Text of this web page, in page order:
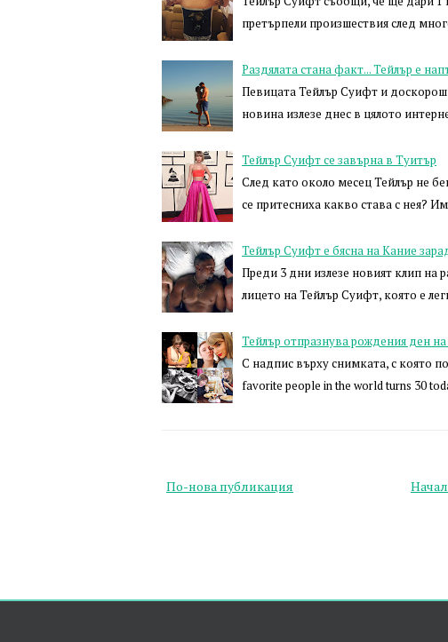
претърпели произшествия след
Раздялата стана факт... Тейлър е
Певицата Тейлър Суифт и
новина излезе днес в цялото
Тейлър Суифт се завърна в Туитър
След като около месец Тейлър не
се притесниха какво става с нея?
Тейлър Суифт е бясна на Кание
Преди 3 дни излезе новият клип на
лицето на Тейлър Суифт, която е
Тейлър отпразнува рождения ден
С надпис върху снимката, с която
favorite people in the world turns 30
По-нова публикация